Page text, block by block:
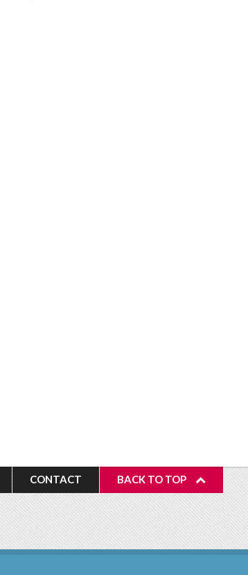
CONTACT BACK TO TOP